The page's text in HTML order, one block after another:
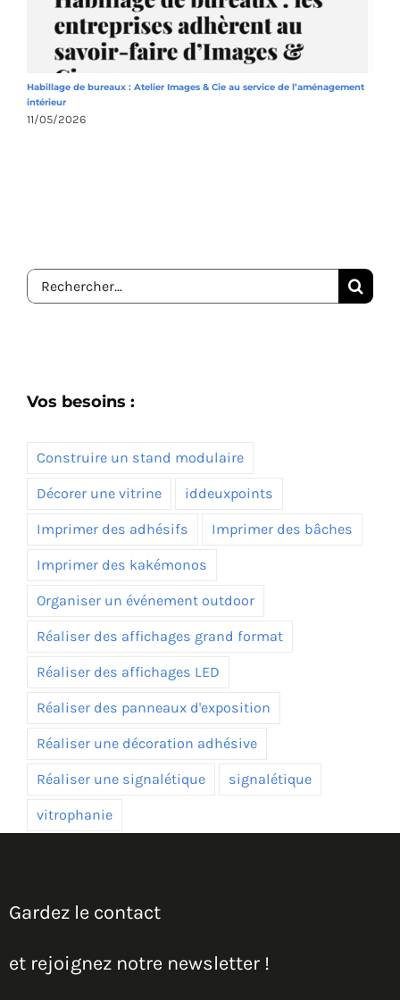
Habillage de bureaux : Atelier Images & Cie au service de l’aménagement
intérieur
11/05/2026
Rechercher:
Vos besoins :
Construire un stand modulaire
Décorer une vitrine iddeuxpoints
Imprimer des adhésifs Imprimer des bâches
Imprimer des kakémonos
Organiser un événement outdoor
Réaliser des affichages grand format
Réaliser des affichages LED
Réaliser des panneaux d'exposition
Réaliser une décoration adhésive
Réaliser une signalétique signalétique
vitrophanie
Gardez le contact
et rejoignez notre newsletter !